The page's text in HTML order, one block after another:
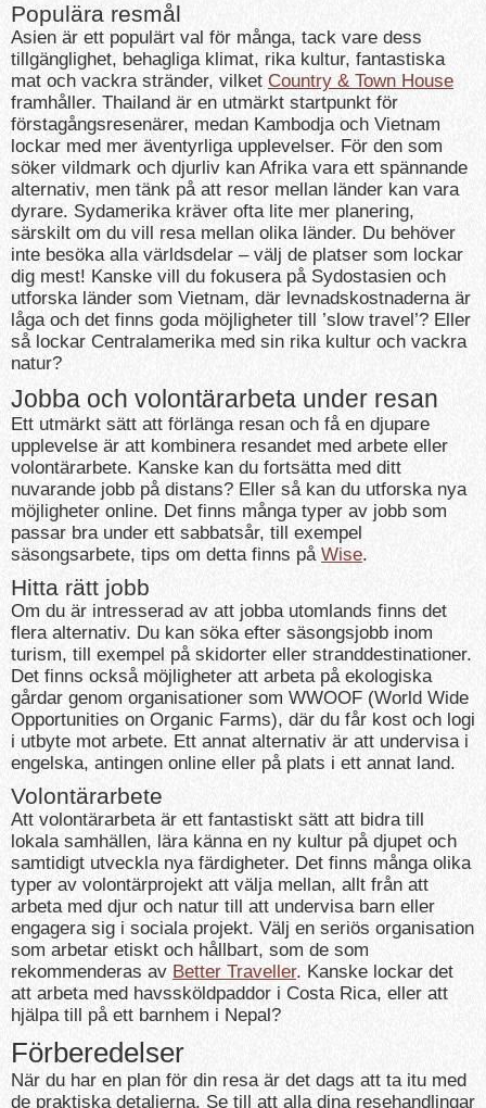
Populära resmål
Asien är ett populärt val för många, tack vare dess
tillgänglighet, behagliga klimat, rika kultur, fantastiska
mat och vackra stränder, vilket Country & Town House
framhåller. Thailand är en utmärkt startpunkt för
förstagångsresenärer, medan Kambodja och Vietnam
lockar med mer äventyrliga upplevelser. För den som
söker vildmark och djurliv kan Afrika vara ett spännande
alternativ, men tänk på att resor mellan länder kan vara
dyrare. Sydamerika kräver ofta lite mer planering,
särskilt om du vill resa mellan olika länder. Du behöver
inte besöka alla världsdelar – välj de platser som lockar
dig mest! Kanske vill du fokusera på Sydostasien och
utforska länder som Vietnam, där levnadskostnaderna är
låga och det finns goda möjligheter till ’slow travel’? Eller
så lockar Centralamerika med sin rika kultur och vackra
natur?
Jobba och volontärarbeta under resan
Ett utmärkt sätt att förlänga resan och få en djupare
upplevelse är att kombinera resandet med arbete eller
volontärarbete. Kanske kan du fortsätta med ditt
nuvarande jobb på distans? Eller så kan du utforska nya
möjligheter online. Det finns många typer av jobb som
passar bra under ett sabbatsår, till exempel
säsongsarbete, tips om detta finns på Wise.
Hitta rätt jobb
Om du är intresserad av att jobba utomlands finns det
flera alternativ. Du kan söka efter säsongsjobb inom
turism, till exempel på skidorter eller stranddestinationer.
Det finns också möjligheter att arbeta på ekologiska
gårdar genom organisationer som WWOOF (World Wide
Opportunities on Organic Farms), där du får kost och logi
i utbyte mot arbete. Ett annat alternativ är att undervisa i
engelska, antingen online eller på plats i ett annat land.
Volontärarbete
Att volontärarbeta är ett fantastiskt sätt att bidra till
lokala samhällen, lära känna en ny kultur på djupet och
samtidigt utveckla nya färdigheter. Det finns många olika
typer av volontärprojekt att välja mellan, allt från att
arbeta med djur och natur till att undervisa barn eller
engagera sig i sociala projekt. Välj en seriös organisation
som arbetar etiskt och hållbart, som de som
rekommenderas av Better Traveller. Kanske lockar det
att arbeta med havssköldpaddor i Costa Rica, eller att
hjälpa till på ett barnhem i Nepal?
Förberedelser
När du har en plan för din resa är det dags att ta itu med
de praktiska detaljerna. Se till att alla dina resehandlingar